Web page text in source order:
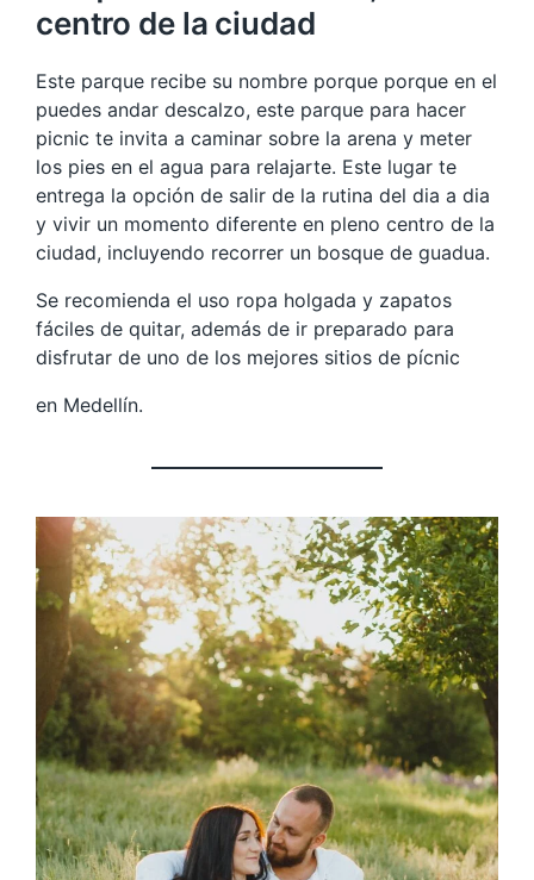
centro de la ciudad
Este parque recibe su nombre porque porque en el
puedes andar descalzo, este parque para hacer
picnic te invita a caminar sobre la arena y meter
los pies en el agua para relajarte. Este lugar te
entrega la opción de salir de la rutina del dia a dia
y vivir un momento diferente en pleno centro de la
ciudad, incluyendo recorrer un bosque de guadua.
Se recomienda el uso ropa holgada y zapatos
fáciles de quitar, además de ir preparado para
disfrutar de uno de los mejores sitios de pícnic
en Medellín.